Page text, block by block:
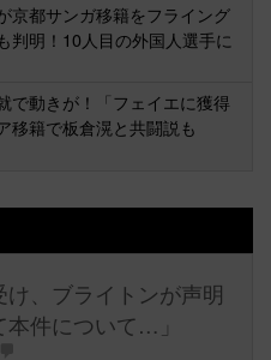
京都サンガ移籍をフライング
判明！10人目の外国人選手に
で動きが！「フェイエに獲得
移籍で板倉滉と共闘説も
、ブライトンが声明
件について…」